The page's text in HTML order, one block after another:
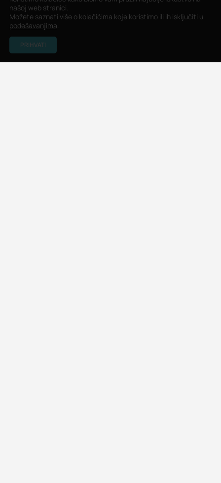
našoj web stranici.
Možete saznati više o kolačićima koje koristimo ili ih isključiti u
podešavanjima.
PRIHVATI